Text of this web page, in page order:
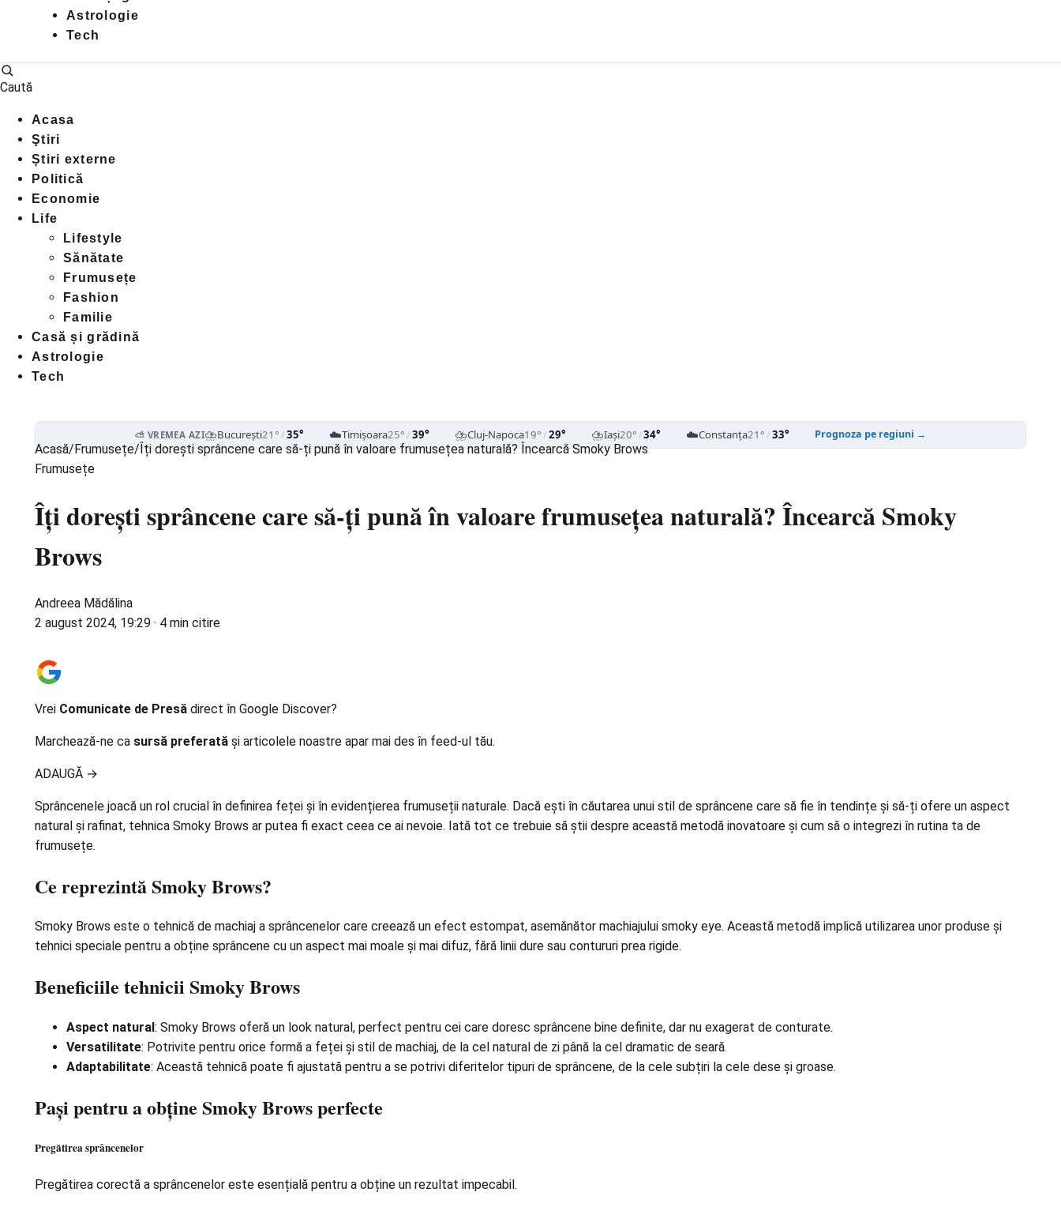
Astrologie
Tech
Caută
Acasa
Ştiri
Știri externe
Politică
Economie
Life
Lifestyle
Sănătate
Frumusețe
Fashion
Familie
Casă și grădină
Astrologie
Tech
⛅ VREMEA AZI⛈️București21°/35° ☁️Timișoara25°/39° ⛈️Cluj-Napoca19°/29° ⛈️Iași20°/34° ☁️Constanța21°/33° Prognoza pe regiuni →
Acasă/Frumusețe/Îți dorești sprâncene care să-ți pună în valoare frumusețea naturală? Încearcă Smoky Brows
Frumusețe
Îți dorești sprâncene care să-ți pună în valoare frumusețea naturală? Încearcă Smoky
Brows
Andreea Mădălina
2 august 2024, 19:29 · 4 min citire
Vrei Comunicate de Presă direct în Google Discover?
Marchează-ne ca sursă preferată și articolele noastre apar mai des în feed-ul tău.
ADAUGĂ →
Sprâncenele joacă un rol crucial în definirea feței și în evidențierea frumuseții naturale. Dacă ești în căutarea unui stil de sprâncene care să fie în tendințe și să-ți ofere un aspect
natural și rafinat, tehnica Smoky Brows ar putea fi exact ceea ce ai nevoie. Iată tot ce trebuie să știi despre această metodă inovatoare și cum să o integrezi în rutina ta de
frumusețe.
Ce reprezintă Smoky Brows?
Smoky Brows este o tehnică de machiaj a sprâncenelor care creează un efect estompat, asemănător machiajului smoky eye. Această metodă implică utilizarea unor produse și
tehnici speciale pentru a obține sprâncene cu un aspect mai moale și mai difuz, fără linii dure sau contururi prea rigide.
Beneficiile tehnicii Smoky Brows
Aspect natural : Smoky Brows oferă un look natural, perfect pentru cei care doresc sprâncene bine definite, dar nu exagerat de conturate.
Versatilitate: Potrivite pentru orice formă a feței și stil de machiaj, de la cel natural de zi până la cel dramatic de seară.
Adaptabilitate: Această tehnică poate fi ajustată pentru a se potrivi diferitelor tipuri de sprâncene, de la cele subțiri la cele dese și groase.
Pași pentru a obține Smoky Brows perfecte
Pregătirea sprâncenelor
Pregătirea corectă a sprâncenelor este esențială pentru a obține un rezultat impecabil.